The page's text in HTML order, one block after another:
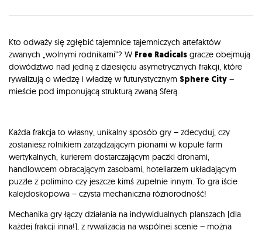
Opis
Kto odważy się zgłębić tajemnice tajemniczych artefaktów
zwanych „wolnymi rodnikami”? W Free Radicals gracze obejmują
dowództwo nad jedną z dziesięciu asymetrycznych frakcji, które
rywalizują o wiedzę i władzę w futurystycznym Sphere City –
mieście pod imponującą strukturą zwaną Sferą.
Każda frakcja to własny, unikalny sposób gry – zdecyduj, czy
zostaniesz rolnikiem zarządzającym pionami w kopule farm
wertykalnych, kurierem dostarczającym paczki dronami,
handlowcem obracającym zasobami, hoteliarzem układającym
puzzle z polimino czy jeszcze kimś zupełnie innym. To gra iście
kalejdoskopowa – czysta mechaniczna różnorodność!
Mechanika gry łączy działania na indywidualnych planszach (dla
każdej frakcji inna!), z rywalizacją na wspólnej scenie – można